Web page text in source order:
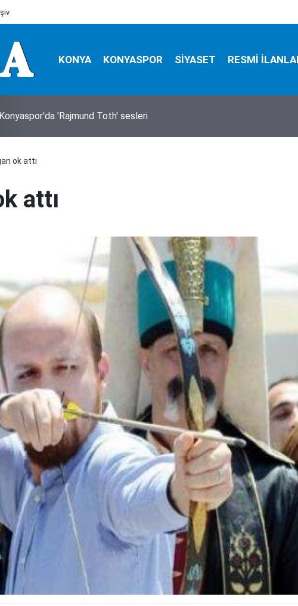
KONYA KONYASPOR SİYASET RESMİ
Araç kiralama hizmeti alınacak
ok attı
attı